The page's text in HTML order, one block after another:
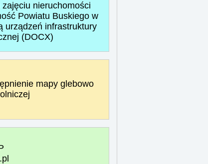
nieruchomości
Powiatu Buskiego w
urządzeń infrastruktury
(DOCX)
mapy glebowo